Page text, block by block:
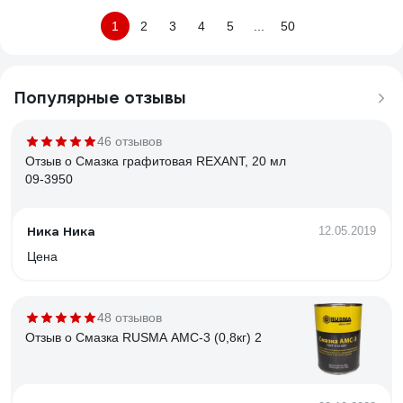
1 2 3 4 5 50
Популярные отзывы
46 отзывов
Отзыв о Смазка графитовая REXANT, 20 мл
09-3950
Ника Ника 12.05.2019
Цена
48 отзывов
Отзыв о Смазка RUSMA АМС-3 (0,8кг) 2